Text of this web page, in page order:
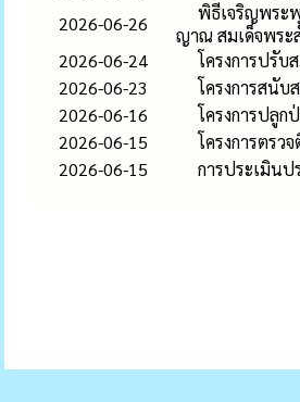
2026-06-26
พิธีเจริญพระ
ญาณ สมเด็จพระ
2026-06-24
โครงการปรั
2026-06-23
โครงการสนั
2026-06-16
โครงการปลู
2026-06-15
โครงการตรว
2026-06-15
การประเมิน